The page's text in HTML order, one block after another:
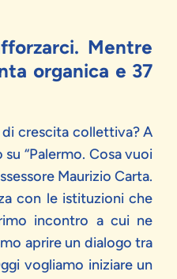
Mentre
organica e 37
crescita collettiva? A
“Palermo. Cosa vuoi
Maurizio Carta.
con le istituzioni che
incontro a cui ne
aprire un dialogo tra
vogliamo iniziare un